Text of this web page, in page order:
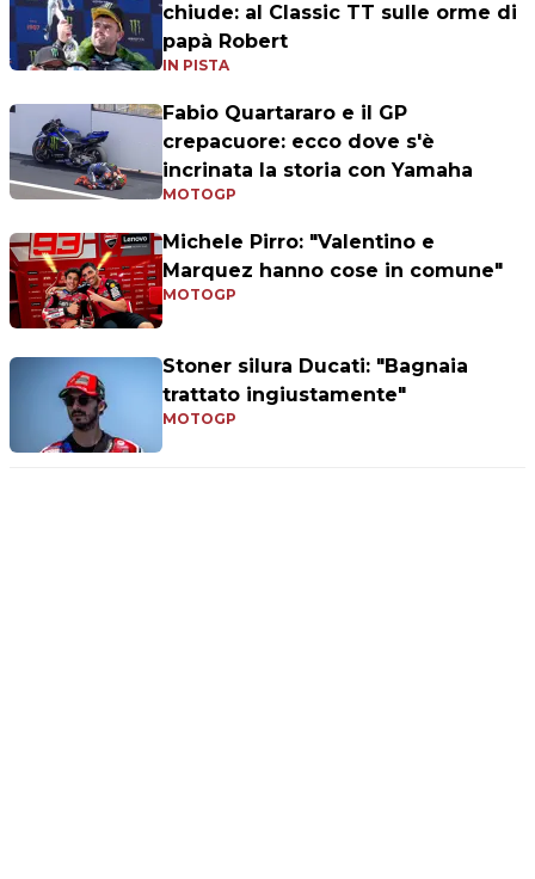
chiude: al Classic TT sulle orme di
papà Robert
IN PISTA
Fabio Quartararo e il GP
crepacuore: ecco dove s'è
incrinata la storia con Yamaha
MOTOGP
Michele Pirro: "Valentino e
Marquez hanno cose in comune"
MOTOGP
Stoner silura Ducati: "Bagnaia
trattato ingiustamente"
MOTOGP